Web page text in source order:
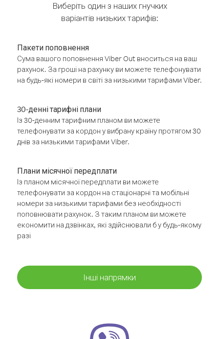
Виберіть один з наших гнучких
варіантів низьких тарифів:
Пакети поповнення
Сума вашого поповнення Viber Out вноситься на ваш
рахунок. За гроші на рахунку ви можете телефонувати
на будь-які номери в світі за низькими тарифами Viber.
30-денні тарифні плани
Із 30-денним тарифним планом ви можете
телефонувати за кордон у вибрану країну протягом 30
днів за низькими тарифами Viber.
Плани місячної передплати
Із планом місячної передплати ви можете
телефонувати за кордон на стаціонарні та мобільні
номери за низькими тарифами без необхідності
поповнювати рахунок. З таким планом ви можете
економити на дзвінках, які здійснювали б у будь-якому
разі
Інші напрямки